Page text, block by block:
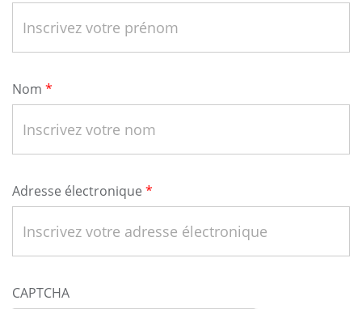
Nom
Adresse électronique
CAPTCHA